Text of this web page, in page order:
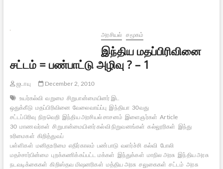
அரசியல் சமூகம்
இந்திய மதப்பிரிவினை
சட்டம் = பண்பாட்டு அழிவு ? – 1
ஜடாயு
December 2, 2010
உயர்கல்வி வறுமை சிறுபான்மையினர் இட
ஒதுக்கீடு மதப்பிரிவினை வேலைவாய்ப்பு இந்தியா 30வது
சட்டப்பிரிவு நிறவெறி இந்திய அரசியல் சாசனம் இளைஞர்கள் Article
30 மாணவர்கள் சிறுபான்மையினர் கல்வி நிறுவனங்கள் கல்லூரிகள் இந்து
உரிமைகள் கிறித்துவப்
பள்ளிகள் மனிதஉரிமை எதிர்காலம் பண்பாடு வளர்ச்சி கல்வி போலி
மதச்சார்பின்மை புறக்கணிக்கப்பட்ட மக்கள் இந்துக்கள் மாநில அரசு இந்திய அரசு
நடவடிக்கைகள் கிறிஸ்தவ மிஷனரிகள் மத்திய அரசு சலுகைகள் சட்டம் அரசு